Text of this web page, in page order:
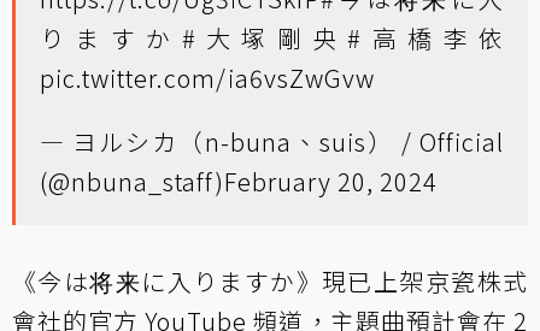
りますか #大塚剛央#高橋李依
pic.twitter.com/ia6vsZwGvw
— ヨルシカ（n-buna、suis） / Official
(@nbuna_staff)February 20, 2024
《今は将来に入りますか》現已上架京瓷株式
會社的官方 YouTube 頻道，主題曲預計會在 2